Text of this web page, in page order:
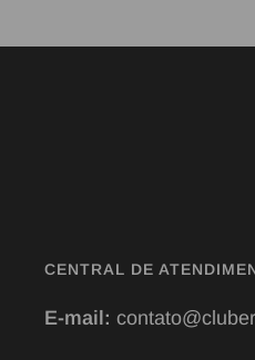
CENTRAL DE
E-mail: